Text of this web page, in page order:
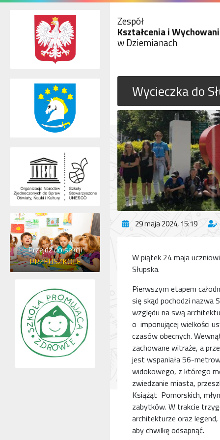
Zespół
Kształcenia i
w Dziemianach
Wycieczka do
29 maja 2024, 15:19
W piątek 24 maja
Słupska.
Pierwszym etapem
się skąd pochodzi nazwa
względu na swą
o imponującej wielkości
czasów obecnych.
zachowane witraże, a
jest wspaniała 56-
widokowego, z którego
zwiedzanie miasta,
Książąt Pomorskich,
zabytków. W trakcie
architekturze oraz legend,
aby chwilkę odsapnąć.
Przejdź do sekcji
PRZEDSZKOLE